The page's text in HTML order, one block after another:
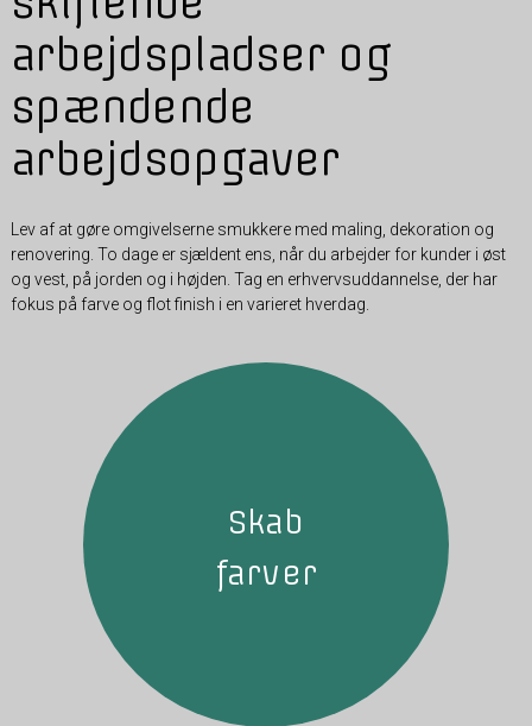
arbejdspladser og
spændende
arbejdsopgaver
Lev af at gøre omgivelserne smukkere med maling, dekoration og
renovering. To dage er sjældent ens, når du arbejder for kunder i øst
og vest, på jorden og i højden. Tag en erhvervsuddannelse, der har
fokus på farve og flot finish i en varieret hverdag.
Skab
farver